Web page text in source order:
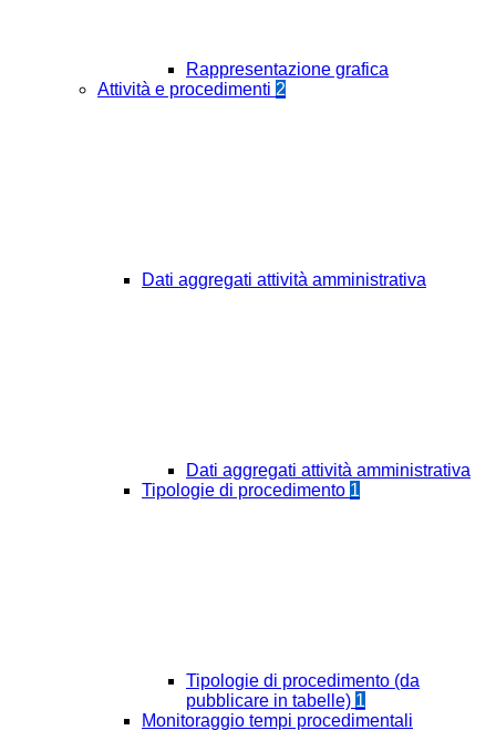
Rappresentazione grafica
Attività e procedimenti 2
Dati aggregati attività amministrativa
Dati aggregati attività amministrativa
Tipologie di procedimento 1
Tipologie di procedimento (da
pubblicare in tabelle) 1
Monitoraggio tempi procedimentali